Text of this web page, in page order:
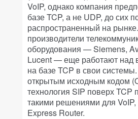
VoIP, однако компания
базе TCP, а не UDP, до сих
распространенный на
производители
оборудования — Siemens,
Lucent — еще работают над
на базе TCP в свои
открытым исходным кодом
технология SIP поверх TCP
такими решениями для VoIP,
Express Router.